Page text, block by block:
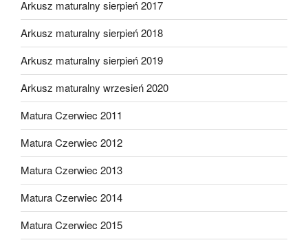
Arkusz maturalny sierpień 2017
Arkusz maturalny sierpień 2018
Arkusz maturalny sierpień 2019
Arkusz maturalny wrzesień 2020
Matura Czerwiec 2011
Matura Czerwiec 2012
Matura Czerwiec 2013
Matura Czerwiec 2014
Matura Czerwiec 2015